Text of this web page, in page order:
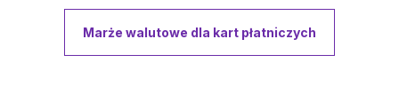
Marże walutowe dla kart płatniczych